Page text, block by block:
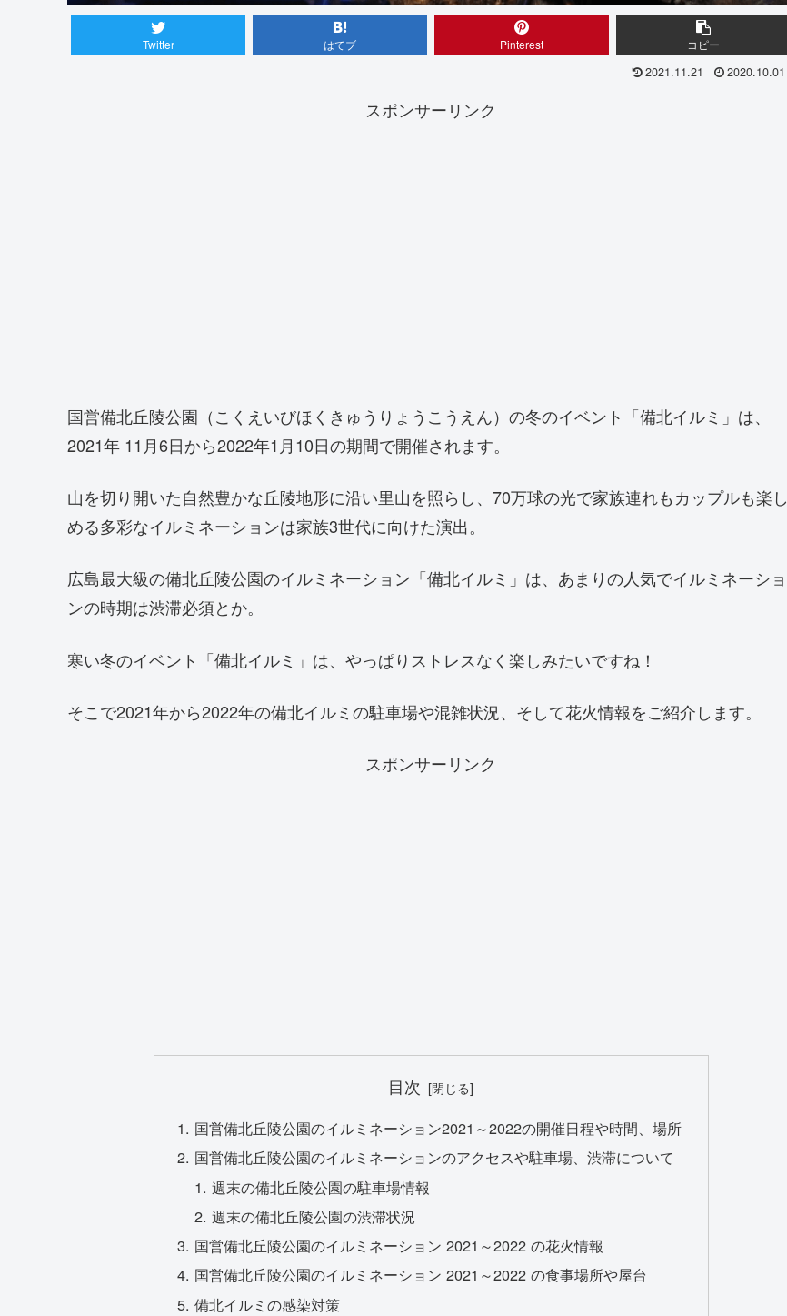
Twitter はてブ Pinterest コピー
2021.11.21 2020.10.01
スポンサーリンク
国営備北丘陵公園（こくえいびほくきゅうりょうこうえん）の冬のイベント「備北イルミ」は、
2021年 11月6日から2022年1月10日の期間で開催されます。
山を切り開いた自然豊かな丘陵地形に沿い里山を照らし、70万球の光で家族連れもカップルも楽し
める多彩なイルミネーションは家族3世代に向けた演出。
広島最大級の備北丘陵公園のイルミネーション「備北イルミ」は、あまりの人気でイルミネーショ
ンの時期は渋滞必須とか。
寒い冬のイベント「備北イルミ」は、やっぱりストレスなく楽しみたいですね！
そこで2021年から2022年の備北イルミの駐車場や混雑状況、そして花火情報をご紹介します。
スポンサーリンク
目次
国営備北丘陵公園のイルミネーション2021～2022の開催日程や時間、場所
国営備北丘陵公園のイルミネーションのアクセスや駐車場、渋滞について
週末の備北丘陵公園の駐車場情報
週末の備北丘陵公園の渋滞状況
国営備北丘陵公園のイルミネーション 2021～2022 の花火情報
国営備北丘陵公園のイルミネーション 2021～2022 の食事場所や屋台
備北イルミの感染対策